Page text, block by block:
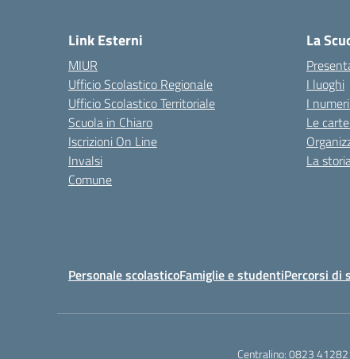
Link Esterni
MIUR
Ufficio Scolastico Regionale
Ufficio Scolastico Territoriale
Scuola in Chiaro
Iscrizioni On Line
Invalsi
Comune
La
I luoghi
I
Le
La
Personale scolasticoFamiglie e studentiPercorsi di
Centralino:0823